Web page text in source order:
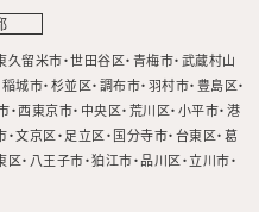
久留米市 世田谷区 青梅市 武蔵村山
稲城市 杉並区 調布市 羽村市 豊島区
西東京市 中央区 荒川区 小平市 港
文京区 足立区 国分寺市 台東区 葛
区 八王子市 狛江市 品川区 立川市